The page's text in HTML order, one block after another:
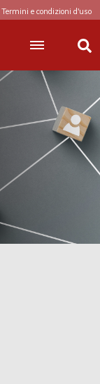
Termini e condizioni d'uso